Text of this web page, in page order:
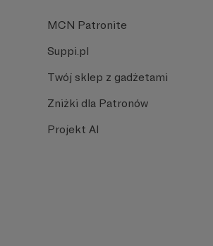
MCN Patronite
Suppi.pl
Twój sklep z gadżetami
Zniżki dla Patronów
Projekt AI